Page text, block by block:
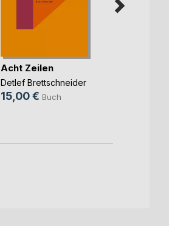
Acht Zeilen
Detlef Brettschneider
15,00 € Buch